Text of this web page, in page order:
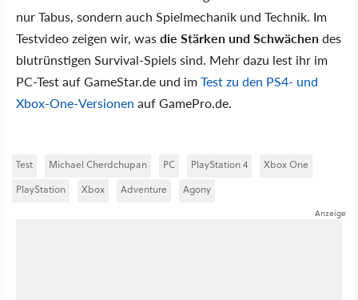
nur Tabus, sondern auch Spielmechanik und Technik. Im
Testvideo zeigen wir, wasdie Stärken und Schwächendes
blutrünstigen Survival-Spiels sind. Mehr dazu lest ihr im
PC-Test auf GameStar.de und imTest zu den PS4- und
Xbox-One-Versionen auf GamePro.de.
Test Michael Cherdchupan PC PlayStation 4
Xbox One
PlayStation
Xbox Adventure Agony